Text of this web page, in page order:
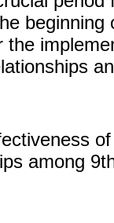
the
among